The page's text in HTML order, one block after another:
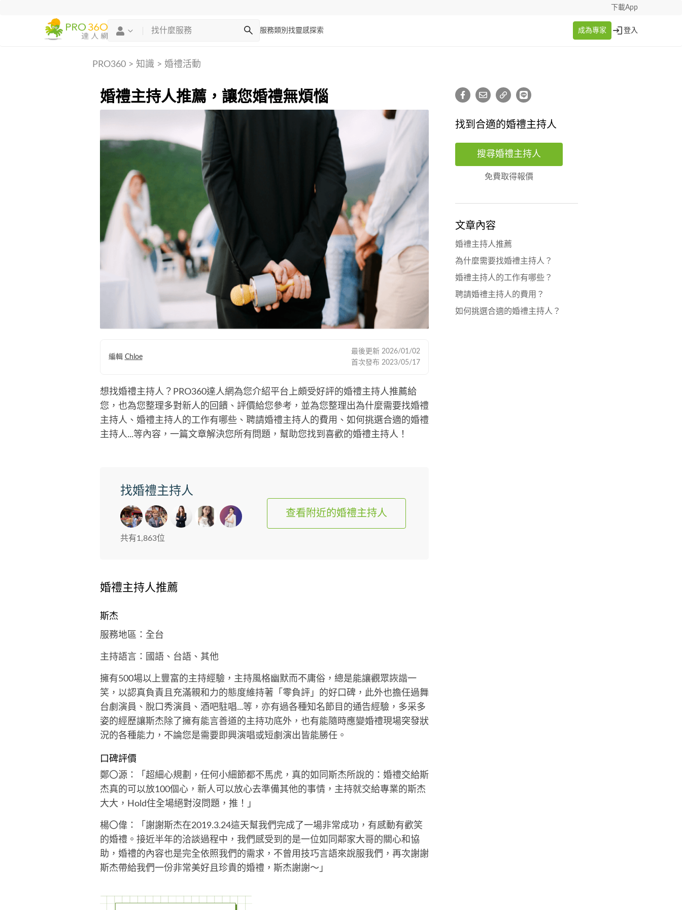
下載App
服務類別 找靈感探索 成為專家 登入
PRO360> 知識 > 婚禮活動
婚禮主持人推薦，讓您婚禮無煩惱
想找婚禮主持人？PRO360達人網為您介紹平台上頗受好評的婚禮主持人推薦給
您，也為您整理多對新人的回饋、評價給您參考，並為您整理出為什麼需要找婚禮
主持人、婚禮主持人的工作有哪些、聘請婚禮主持人的費用、如何挑選合適的婚禮
主持人...等內容，一篇文章解決您所有問題，幫助您找到喜歡的婚禮主持人！
編輯 Chloe
最後更新 2026/01/02
首次發布 2023/05/17
找婚禮主持人
共有1,863位
查看附近的婚禮主持人
婚禮主持人推薦
斯杰
服務地區：全台
主持語言：國語、台語、其他
擁有500場以上豐富的主持經驗，主持風格幽默而不庸俗，總是能讓觀眾詼諧一
笑，以認真負責且充滿親和力的態度維持著「零負評」的好口碑，此外也擔任過舞
台劇演員、脫口秀演員、酒吧駐唱...等，亦有過各種知名節目的通告經驗，多采多
姿的經歷讓斯杰除了擁有能言善道的主持功底外，也有能隨時應變婚禮現場突發狀
況的各種能力，不論您是需要即興演唱或短劇演出皆能勝任。
口碑評價
鄭〇源：「超細心規劃，任何小細節都不馬虎，真的如同斯杰所說的：婚禮交給斯
杰真的可以放100個心，新人可以放心去準備其他的事情，主持就交給專業的斯杰
大大，Hold住全場絕對沒問題，推！」
楊〇偉：「謝謝斯杰在2019.3.24這天幫我們完成了一場非常成功，有感動有歡笑
的婚禮。接近半年的洽談過程中，我們感受到的是一位如同鄰家大哥的關心和協
助，婚禮的內容也是完全依照我們的需求，不曾用技巧言語來說服我們，再次謝謝
斯杰帶給我們一份非常美好且珍貴的婚禮，斯杰謝謝～」
找到合適的婚禮主持人
搜尋婚禮主持人
免費取得報價
文章內容
婚禮主持人推薦
為什麼需要找婚禮主持人？
婚禮主持人的工作有哪些？
聘請婚禮主持人的費用？
如何挑選合適的婚禮主持人？